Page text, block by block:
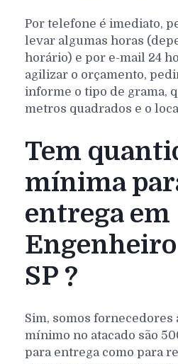
Por telefone é imediato,
levar algumas horas
horário) e por e-mail 24
agilizar o orçamento,
informe o tipo de grama,
metros quadrados e o
Tem
mínima
entrega em
SP ?
Sim, somos fornecedores
mínimo no atacado são
para entrega como para